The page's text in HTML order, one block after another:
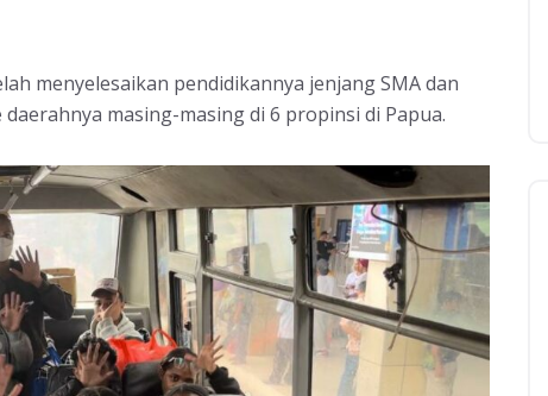
menyelesaikan pendidikannya jenjang SMA dan
masing-masing di 6 propinsi di Papua.